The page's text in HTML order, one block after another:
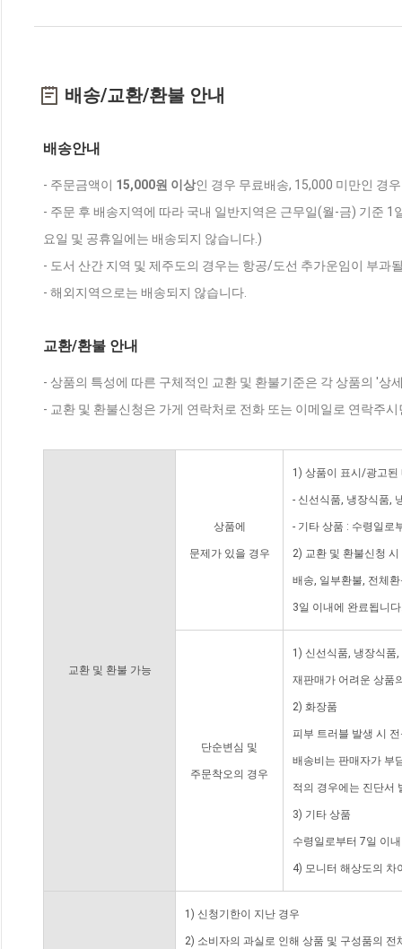
배송/교환/환불 안내
배송안내
- 주문금액이 15,000원 이상인 경우 무료배송, 15,000 미만인 경
- 주문 후 배송지역에 따라 국내 일반지역은 근무일(월-금) 기준
요일 및 공휴일에는 배송되지 않습니다.)
- 도서 산간 지역 및 제주도의 경우는 항공/도선 추가운임이 부과
- 해외지역으로는 배송되지 않습니다.
교환/환불 안내
- 상품의 특성에 따른 구체적인 교환 및 환불기준은 각 상품의 '상
- 교환 및 환불신청은 가게 연락처로 전화 또는 이메일로 연락주
교환 및 환불 가능
상품에
문제가 있을 경우
1) 상품이 표시/광고된
- 신선식품, 냉장식품,
- 기타 상품 : 수령일로
2) 교환 및 환불신청
배송, 일부환불, 전체
3일 이내에 완료됩니
단순변심 및
주문착오의 경우
1) 신선식품, 냉장식품
재판매가 어려운 상품
2) 화장품
피부 트러블 발생 시
배송비는 판매자가 부
적의 경우에는 진단서
3) 기타 상품
수령일로부터 7일 이
4) 모니터 해상도의 차
1) 신청기한이 지난 경우
2) 소비자의 과실로 인해 상품 및 구성품의